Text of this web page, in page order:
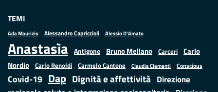
TEMI
Ada Maurizio Alessandro Capriccioli Alessio D'Amato
Anastasìa Antigone Bruno Mellano Carceri
Carlo
Nordio Carlo Renoldi Carmelo Cantone Claudia Clementi Conscious
Covid-19 Dap Dignità e affettività Direzione